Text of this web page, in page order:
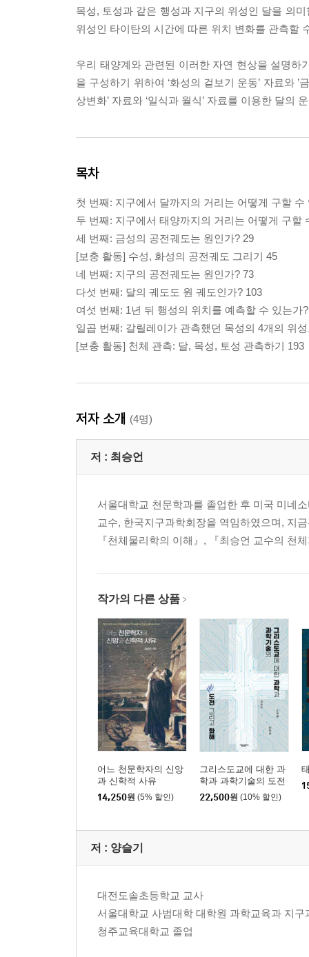
목성, 토성과 같은 행성과 지구의 위성인 달을 의
위성인 타이탄의 시간에 따른 위치 변화를 관측할
우리 태양계와 관련된 이러한 자연 현상을 설명
을 구성하기 위하여 ‘화성의 겉보기 운동’ 자료와
상변화’ 자료와 ‘일식과 월식’ 자료를 이용한 달의
목차
첫 번째: 지구에서 달까지의 거리는 어떻게 구할 수
두 번째: 지구에서 태양까지의 거리는 어떻게 구할
세 번째: 금성의 공전궤도는 원인가? 29
[보충 활동] 수성, 화성의 공전궤도 그리기 45
네 번째: 지구의 공전궤도는 원인가? 73
다섯 번째: 달의 궤도도 원 궤도인가? 103
여섯 번째: 1년 뒤 행성의 위치를 예측할 수 있는가
일곱 번째: 갈릴레이가 관측했던 목성의 4개의 위
[보충 활동] 천체 관측: 달, 목성, 토성 관측하기 193
저자 소개 (4명)
저 : 최승언
서울대학교 천문학과를 졸업한 후 미국 미네
교수, 한국지구과학회장을 역임하였으며, 지
『천체물리학의 이해』, 『최승언 교수의 천
작가의 다른 상품
어느 천문학자의 신앙
과 신학적 사유
14,250원 (5% 할인)
그리스도교에 대한 과
학과 과학기술의 도전
그리고 화해
22,500원 (10% 할인)
저 : 양슬기
대전도솔초등학교 교사
서울대학교 사범대학 대학원 과학교육과 지구
청주교육대학교 졸업